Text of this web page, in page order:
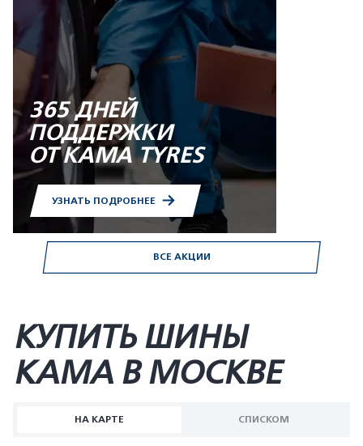
ВСЕ АКЦИИ
365 ДНЕЙ
ПОДДЕРЖКИ
ОТ KAMA TYRES
УЗНАТЬ ПОДРОБНЕЕ
КУПИТЬ ШИНЫ
KAMA В МОСКВЕ
НА КАРТЕ СПИСКОМ